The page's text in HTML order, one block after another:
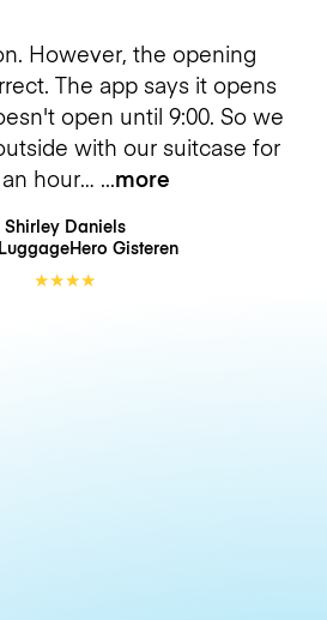
However, the opening
The app says it opens
open until 9:00. So we
with our suitcase for
hour…
more
Shirley Daniels
Gisteren
★★★★